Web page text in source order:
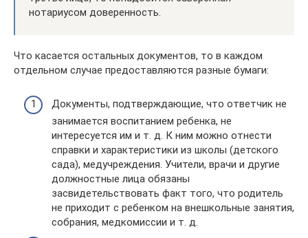
нотариусом доверенность.
Что касается остальных документов, то в каждом
отдельном случае предоставляются разные бумаги:
Документы, подтверждающие, что ответчик не
занимается воспитанием ребенка, не
интересуется им и т. д. К ним можно отнести
справки и характеристики из школы (детского
сада), медучреждения. Учители, врачи и другие
должностные лица обязаны
засвидетельствовать факт того, что родитель
не приходит с ребенком на внешкольные занятия,
собрания, медкомиссии и т. д.